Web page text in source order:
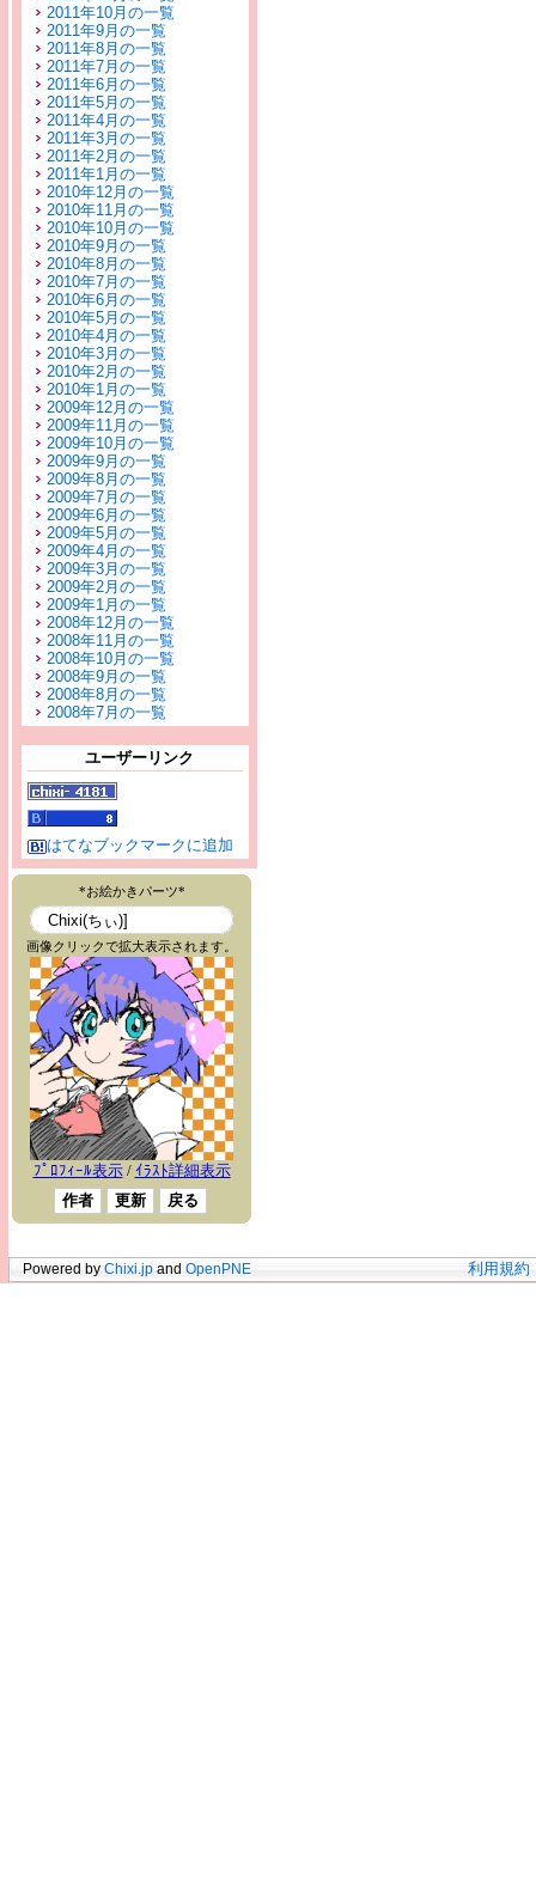
2011年10月の一覧
2011年9月の一覧
2011年8月の一覧
2011年7月の一覧
2011年6月の一覧
2011年5月の一覧
2011年4月の一覧
2011年3月の一覧
2011年2月の一覧
2011年1月の一覧
2010年12月の一覧
2010年11月の一覧
2010年10月の一覧
2010年9月の一覧
2010年8月の一覧
2010年7月の一覧
2010年6月の一覧
2010年5月の一覧
2010年4月の一覧
2010年3月の一覧
2010年2月の一覧
2010年1月の一覧
2009年12月の一覧
2009年11月の一覧
2009年10月の一覧
2009年9月の一覧
2009年8月の一覧
2009年7月の一覧
2009年6月の一覧
2009年5月の一覧
2009年4月の一覧
2009年3月の一覧
2009年2月の一覧
2009年1月の一覧
2008年12月の一覧
2008年11月の一覧
2008年10月の一覧
2008年9月の一覧
2008年8月の一覧
2008年7月の一覧
ユーザーリンク
はてなブックマークに追加
Powered by Chixi.jp and OpenPNE 利用規約